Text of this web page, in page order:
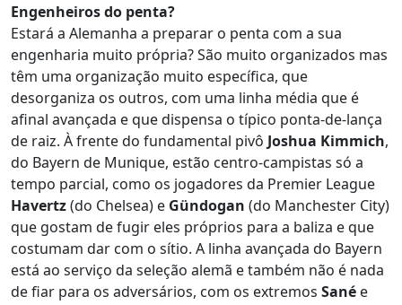
Engenheiros do penta?
Estará a Alemanha a preparar o penta com a sua
engenharia muito própria? São muito organizados mas
têm uma organização muito específica, que
desorganiza os outros, com uma linha média que é
afinal avançada e que dispensa o típico ponta-de-lança
de raiz. À frente do fundamental pivô Joshua Kimmich,
do Bayern de Munique, estão centro-campistas só a
tempo parcial, como os jogadores da Premier League
Havertz(do Chelsea) e Gündogan (do Manchester City)
que gostam de fugir eles próprios para a baliza e que
costumam dar com o sítio. A linha avançada do Bayern
está ao serviço da seleção alemã e também não é nada
de fiar para os adversários, com os extremos Sané e